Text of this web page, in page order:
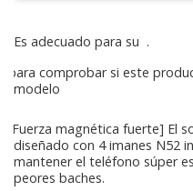
Es adecuado para su .
para comprobar si este
modelo
[Fuerza magnética fuerte] El
diseñado con 4 imanes N52
mantener el teléfono súper
peores baches.